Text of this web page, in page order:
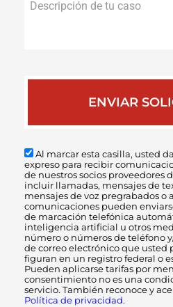
Al marcar esta casilla, usted
expreso para recibir
de nuestros socios proveedores
incluir llamadas, mensajes de
mensajes de voz pregrabados o
comunicaciones pueden
de marcación telefónica
inteligencia artificial u otros
número o números de teléfono
de correo electrónico que usted
figuran en un registro federal o
Pueden aplicarse tarifas por
consentimiento no es una
servicio. También reconoce y
Política de privacidad.